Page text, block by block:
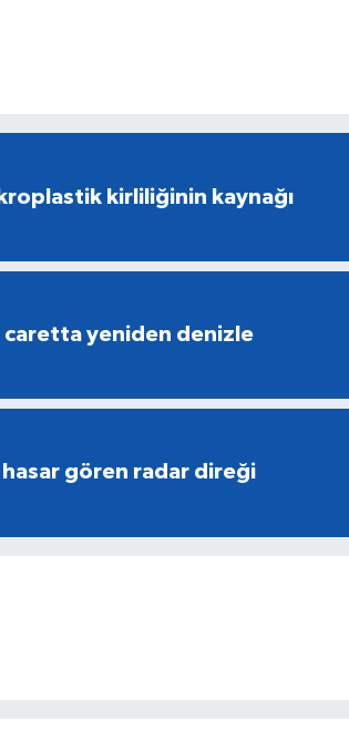
kirliliğinin kaynağı
caretta yeniden denizle
gören radar direği